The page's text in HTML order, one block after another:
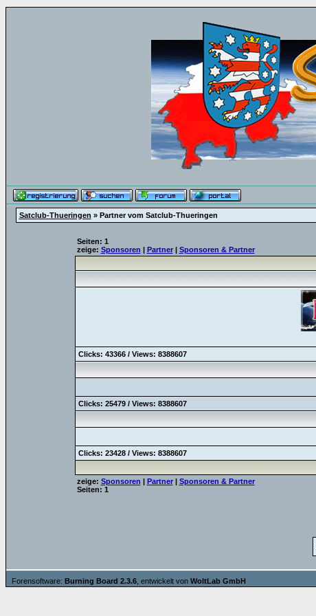
Satclub-Thueringen » Partner vom Satclub-Thueringen
Seiten: 1
zeige: Sponsoren | Partner| Sponsoren & Partner
Clicks: 43366 / Views: 8388607
Clicks: 25479 / Views: 8388607
Clicks: 23428 / Views: 8388607
zeige: Sponsoren | Partner| Sponsoren & Partner
Seiten: 1
Forensoftware: Burning Board 2.3.6 , entwickelt von WoltLab GmbH